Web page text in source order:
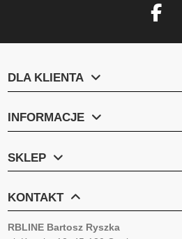
DLA KLIENTA
INFORMACJE
SKLEP
KONTAKT
RBLINE Bartosz Ryszka